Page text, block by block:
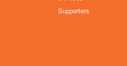
Supporters